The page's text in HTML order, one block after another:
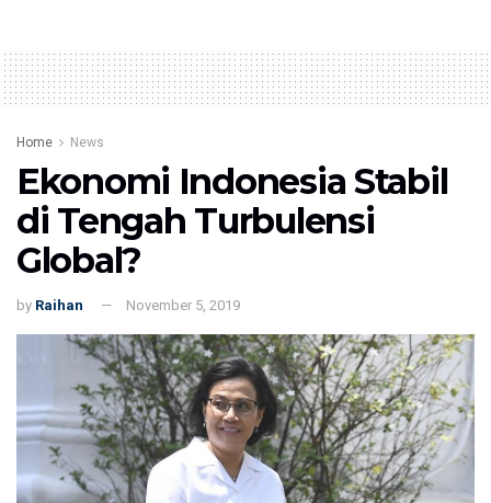
Home News
Ekonomi Indonesia Stabil
di Tengah Turbulensi
Global?
by Raihan November 5, 2019